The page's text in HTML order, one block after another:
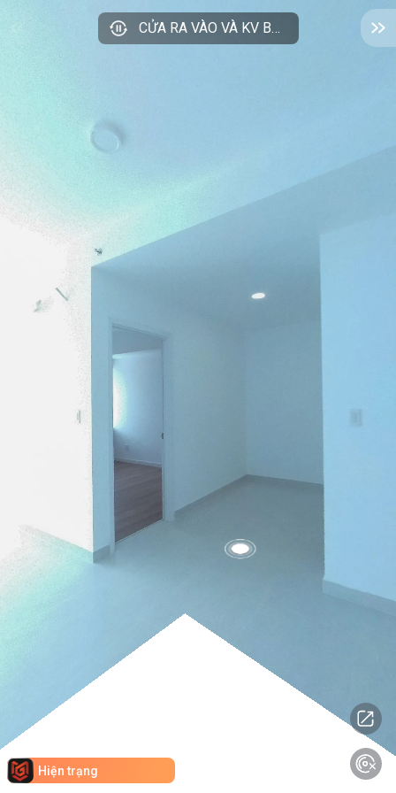
CỬA RA VÀO VÀ KV BẾP
Hiện trạng